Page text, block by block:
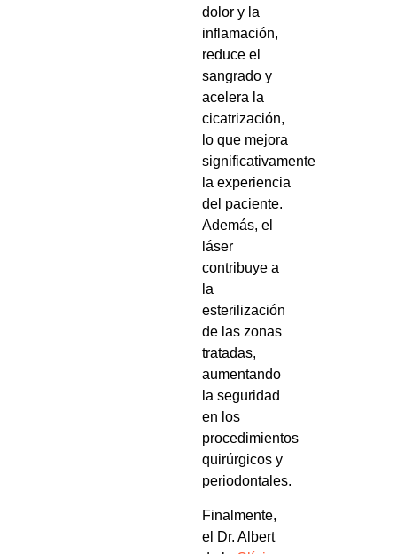
dolor y la
inflamación,
reduce el
sangrado y
acelera la
cicatrización,
lo que mejora
significativamente
la experiencia
del paciente.
Además, el
láser
contribuye a
la
esterilización
de las zonas
tratadas,
aumentando
la seguridad
en los
procedimientos
quirúrgicos y
periodontales.
Finalmente,
el Dr. Albert